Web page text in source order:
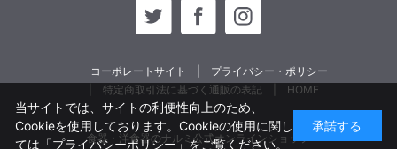
コーポレートサイト
プライバシー・ポリシー
特定商取引法に基づく通販の表記
HOME
食器・洋食器のナルミ公式オンラインショップ
当サイトでは、サイトの利便性向上のため、
Cookieを使用しております。Cookieの使用に関し
ては 「プライバシーポリシー」をご覧ください。
承諾する